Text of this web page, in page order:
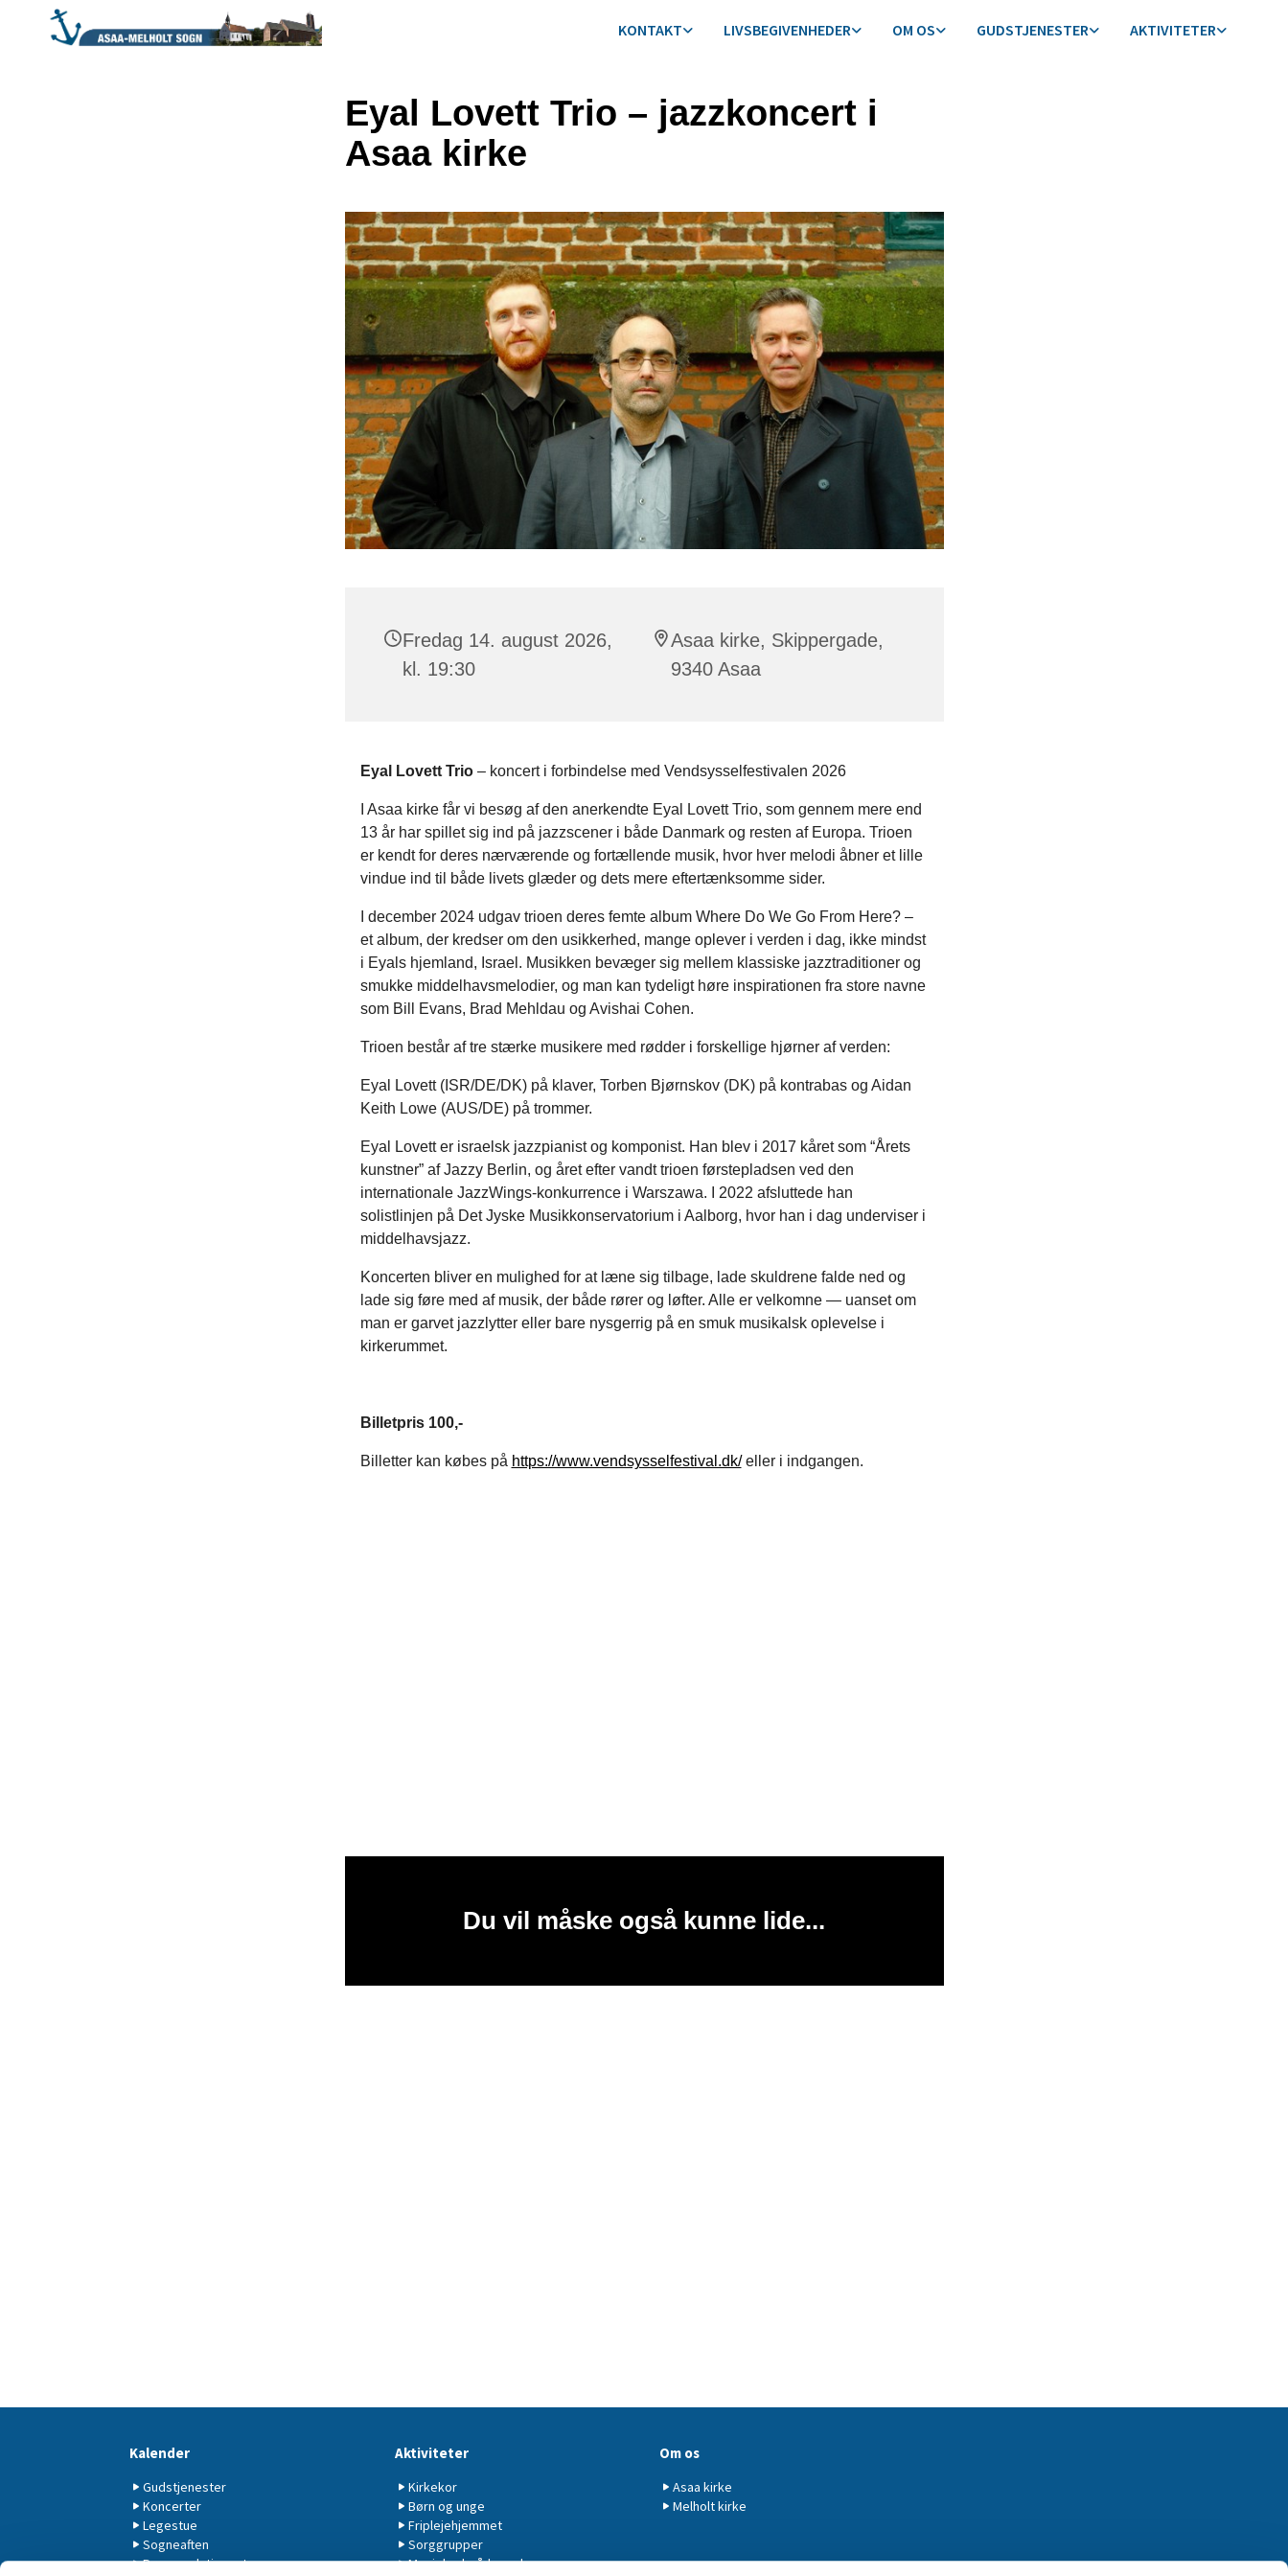
KONTAKT LIVSBEGIVENHEDER OM OS GUDSTJENESTER AKTIVITETER
Eyal Lovett Trio – jazzkoncert i
Asaa kirke
Fredag 14. august 2026,
kl. 19:30
Asaa kirke, Skippergade,
9340 Asaa
Eyal Lovett Trio– koncert i forbindelse med Vendsysselfestivalen 2026
I Asaa kirke får vi besøg af den anerkendte Eyal Lovett Trio, som gennem mere end
13 år har spillet sig ind på jazzscener i både Danmark og resten af Europa. Trioen
er kendt for deres nærværende og fortællende musik, hvor hver melodi åbner et lille
vindue ind til både livets glæder og dets mere eftertænksomme sider.
I december 2024 udgav trioen deres femte album Where Do We Go From Here? –
et album, der kredser om den usikkerhed, mange oplever i verden i dag, ikke mindst
i Eyals hjemland, Israel. Musikken bevæger sig mellem klassiske jazztraditioner og
smukke middelhavsmelodier, og man kan tydeligt høre inspirationen fra store navne
som Bill Evans, Brad Mehldau og Avishai Cohen.
Trioen består af tre stærke musikere med rødder i forskellige hjørner af verden:
Eyal Lovett (ISR/DE/DK) på klaver, Torben Bjørnskov (DK) på kontrabas og Aidan
Keith Lowe (AUS/DE) på trommer.
Eyal Lovett er israelsk jazzpianist og komponist. Han blev i 2017 kåret som “Årets
kunstner” af Jazzy Berlin, og året efter vandt trioen førstepladsen ved den
internationale JazzWings-konkurrence i Warszawa. I 2022 afsluttede han
solistlinjen på Det Jyske Musikkonservatorium i Aalborg, hvor han i dag underviser i
middelhavsjazz.
Koncerten bliver en mulighed for at læne sig tilbage, lade skuldrene falde ned og
lade sig føre med af musik, der både rører og løfter. Alle er velkomne — uanset om
man er garvet jazzlytter eller bare nysgerrig på en smuk musikalsk oplevelse i
kirkerummet.
Billetpris 100,-
Billetter kan købes på https://www.vendsysselfestival.dk/eller i indgangen.
Du vil måske også kunne lide...
Kalender
Gudstjenester
Koncerter
Legestue
Sogneaften
Børnegudstjenester
Aktiviteter
Kirkekor
Børn og unge
Friplejehjemmet
Sorggrupper
Menighedsrådsmøder
Om os
Asaa kirke
Melholt kirke